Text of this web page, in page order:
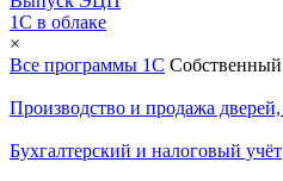
1С в облаке
×
Все программы 1С
Производство и продажа
Бухгалтерский и налоговый учёт